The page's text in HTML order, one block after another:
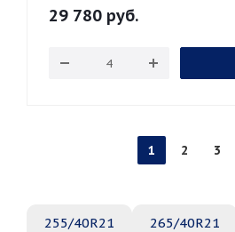
29 780 руб.
1 2 3
255/40R21 265/40R21